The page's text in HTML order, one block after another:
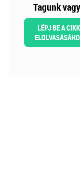
Tagunk
LÉPJ BE A CIKK